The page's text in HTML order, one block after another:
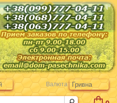
Валюта Гривна